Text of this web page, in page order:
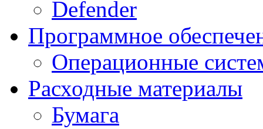
Defender
Программное
Операционные
Расходные материалы
Бумага